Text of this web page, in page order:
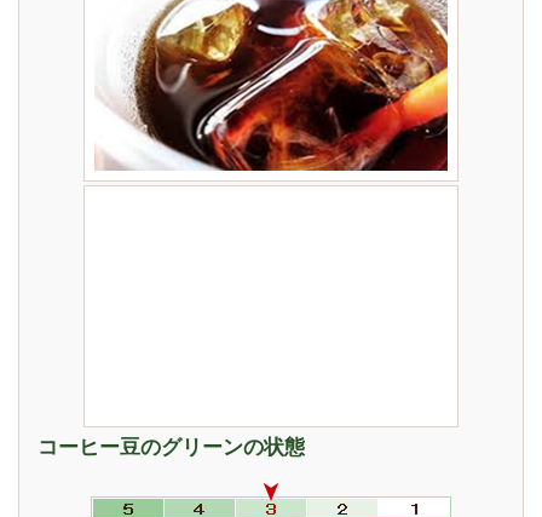
コーヒー豆のグリーンの状態